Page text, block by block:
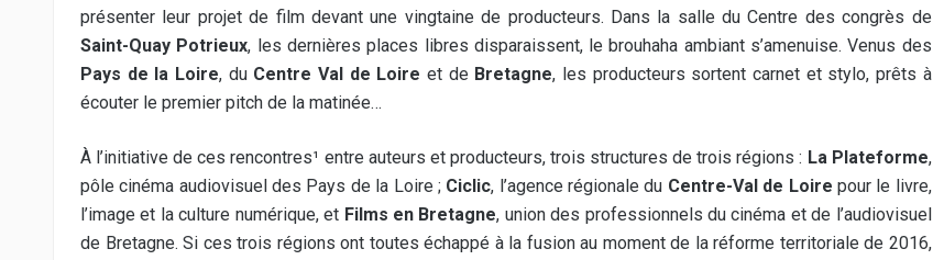
présenter leur projet de film devant une vingtaine de producteurs. Dans la salle du Centre des congrès de
Saint-Quay Potrieux, les dernières places libres disparaissent, le brouhaha ambiant s’amenuise. Venus des
Pays de la Loire, du Centre Val de Loire et de Bretagne, les producteurs sortent carnet et stylo, prêts à
écouter le premier pitch de la matinée…
À l’initiative de ces rencontres¹ entre auteurs et producteurs, trois structures de trois régions : La Plateforme,
pôle cinéma audiovisuel des Pays de la Loire ; Ciclic, l’agence régionale du Centre-Val de Loire pour le livre,
l’image et la culture numérique, et Films en Bretagne, union des professionnels du cinéma et de l’audiovisuel
de Bretagne. Si ces trois régions ont toutes échappé à la fusion au moment de la réforme territoriale de 2016,